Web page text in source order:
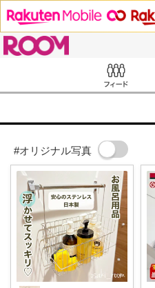
#オリジナル写真